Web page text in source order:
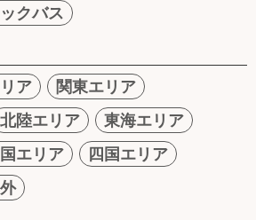
クバス
ア
関東エリア
北陸エリア
東海エリア
エリア
四国エリア